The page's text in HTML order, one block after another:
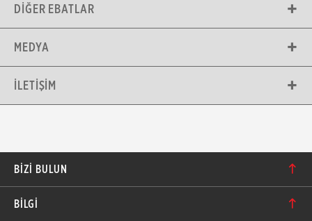
DIĞER EBATLAR
MEDYA
İLETIŞIM
BIZI BULUN
BİLGİ